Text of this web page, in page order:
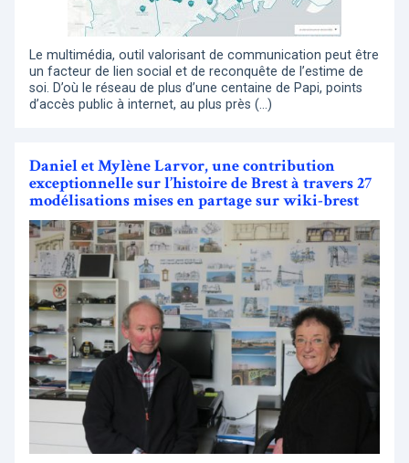
Le multimédia, outil valorisant de communication peut être
un facteur de lien social et de reconquête de l’estime de
soi. D’où le réseau de plus d’une centaine de Papi, points
d’accès public à internet, au plus près (…)
Daniel et Mylène Larvor, une contribution
exceptionnelle sur l’histoire de Brest à travers 27
modélisations mises en partage sur wiki-brest